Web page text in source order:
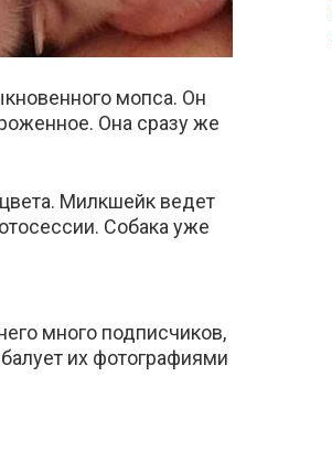
мопса. Он
Она сразу же
Милкшейк ведет
Собака уже
много подписчиков,
их фотографиями